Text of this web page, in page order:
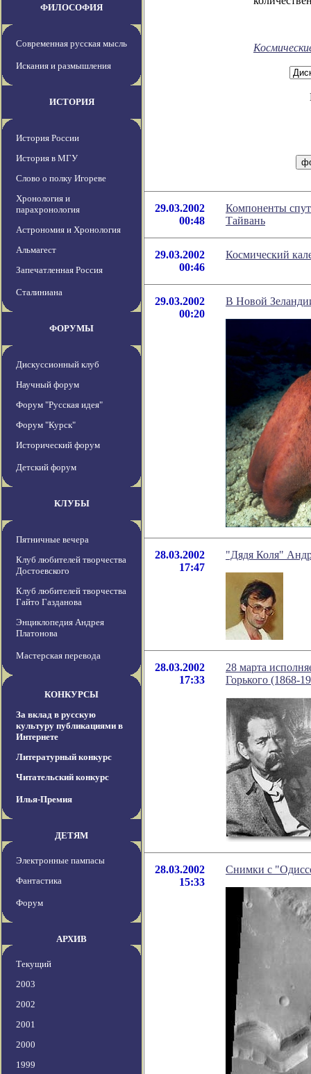
ФИЛОСОФИЯ
Современная русская мысль
Искания и размышления
ИСТОРИЯ
История России
История в МГУ
Слово о полку Игореве
Хронология и
парахронология
Астрономия и Хронология
Альмагест
Запечатленная Россия
Сталиниана
ФОРУМЫ
Дискуссионный клуб
Научный форум
Форум "Русская идея"
Форум "Курск"
Исторический форум
Детский форум
КЛУБЫ
Пятничные вечера
Клуб любителей творчества
Достоевского
Клуб любителей творчества
Гайто Газданова
Энциклопедия Андрея
Платонова
Мастерская перевода
КОНКУРСЫ
За вклад в русскую
культуру публикациями в
Интернете
Литературный конкурс
Читательский конкурс
Илья-Премия
ДЕТЯМ
Электронные пампасы
Фантастика
Форум
АРХИВ
Текущий
2003
2002
2001
2000
1999
29.03.2002
00:48
Компоненты
Тайвань
29.03.2002
00:46
Космический
29.03.2002
00:20
В Новой
28.03.2002
17:47
"Дядя Коля"
28.03.2002
17:33
28 марта
Горького (1868-
28.03.2002
15:33
Снимки с